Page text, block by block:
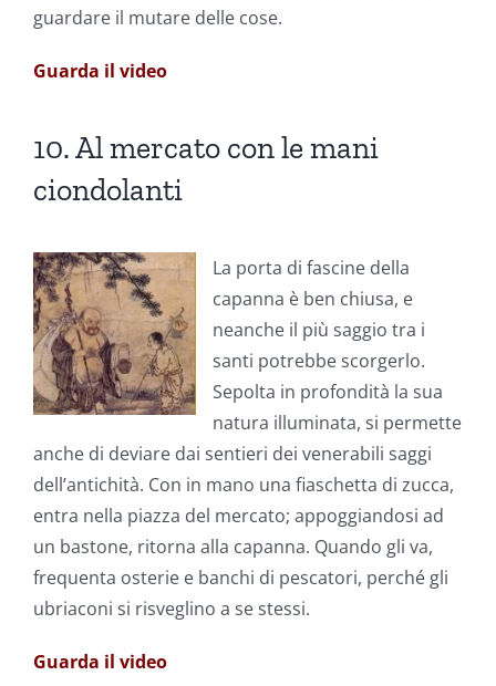
guardare il mutare delle cose.
Guarda il video
10. Al mercato con le mani
ciondolanti
La porta di fascine della
capanna è ben chiusa, e
neanche il più saggio tra i
santi potrebbe scorgerlo.
Sepolta in profondità la sua
natura illuminata, si permette
anche di deviare dai sentieri dei venerabili saggi
dell’antichità. Con in mano una fiaschetta di zucca,
entra nella piazza del mercato; appoggiandosi ad
un bastone, ritorna alla capanna. Quando gli va,
frequenta osterie e banchi di pescatori, perché gli
ubriaconi si risveglino a se stessi.
Guarda il video